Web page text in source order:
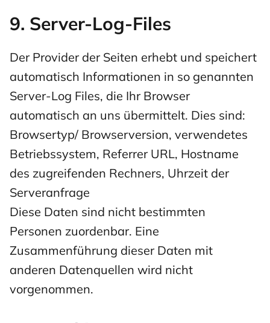
9. Server-Log-Files
Der Provider der Seiten erhebt und speichert
automatisch Informationen in so genannten
Server-Log Files, die Ihr Browser
automatisch an uns übermittelt. Dies sind:
Browsertyp/ Browserversion, verwendetes
Betriebssystem, Referrer URL, Hostname
des zugreifenden Rechners, Uhrzeit der
Serveranfrage
Diese Daten sind nicht bestimmten
Personen zuordenbar. Eine
Zusammenführung dieser Daten mit
anderen Datenquellen wird nicht
vorgenommen.